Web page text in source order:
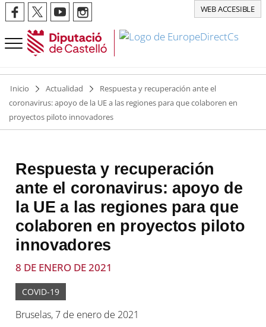
WEB ACCESIBLE
Inicio Actualidad
Respuesta y recuperación ante el
coronavirus: apoyo de la UE a las regiones para que colaboren en
proyectos piloto innovadores
Respuesta y recuperación
ante el coronavirus: apoyo de
la UE a las regiones para que
colaboren en proyectos piloto
innovadores
8 DE ENERO DE 2021
COVID-19
Bruselas, 7 de enero de 2021